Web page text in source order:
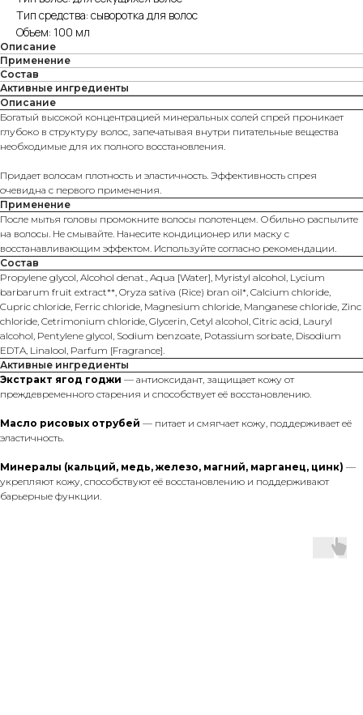
Тип средства: сыворотка для волос
Объем: 100 мл
Описание
Применение
Состав
Активные ингредиенты
Описание
Богатый высокой концентрацией минеральных солей спрей проникает
глубоко в структуру волос, запечатывая внутри питательные вещества
необходимые для их полного восстановления.
Придает волосам плотность и эластичность. Эффективность спрея
очевидна с первого применения.
Применение
После мытья головы промокните волосы полотенцем. Обильно распылите
на волосы. Не смывайте. Нанесите кондиционер или маску с
восстанавливающим эффектом. Используйте согласно рекомендации.
Состав
Propylene glycol, Alcohol denat., Aqua [Water], Myristyl alcohol, Lycium
barbarum fruit extract**, Oryza sativa (Rice) bran oil*, Calcium chloride,
Cupric chloride, Ferric chloride, Magnesium chloride, Manganese chloride, Zinc
chloride, Cetrimonium chloride, Glycerin, Cetyl alcohol, Citric acid, Lauryl
alcohol, Pentylene glycol, Sodium benzoate, Potassium sorbate, Disodium
EDTA, Linalool, Parfum [Fragrance].
Активные ингредиенты
Экстракт ягод годжи — антиоксидант, защищает кожу от
преждевременного старения и способствует её восстановлению.
Масло рисовых отрубей — питает и смягчает кожу, поддерживает её
эластичность.
Минералы (кальций, медь, железо, магний, марганец, цинк) —
укрепляют кожу, способствуют её восстановлению и поддерживают
барьерные функции.